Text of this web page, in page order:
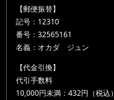
【郵便振替】
記号：12310
番号：32565161
名義：オカダ ジュン
【代金引換】
代引手数料
10,000円未満：432円（税込）